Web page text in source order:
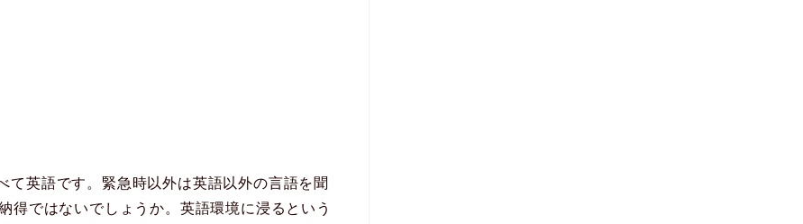
英語です。緊急時以外は英語以外の言語を聞
得ではないでしょうか。英語環境に浸るという